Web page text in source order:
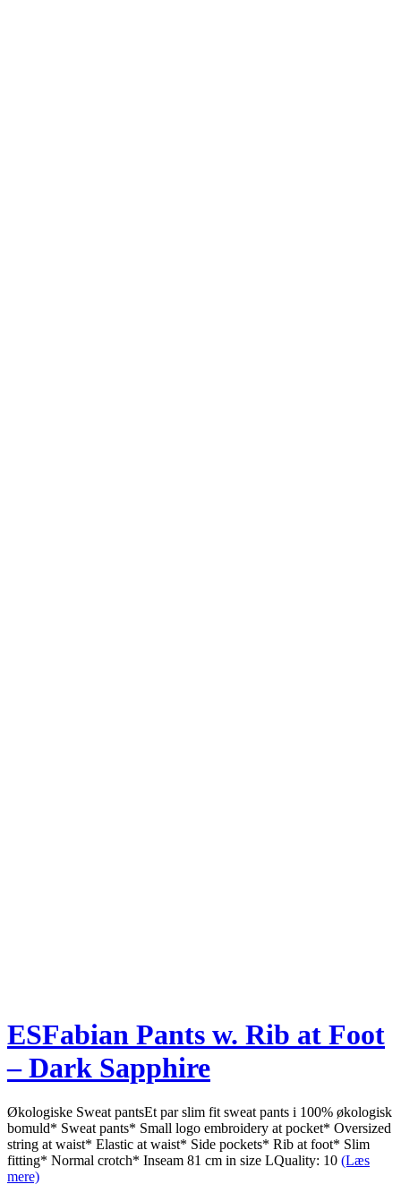
ESFabian Pants w. Rib at Foot
– Dark Sapphire
Økologiske Sweat pantsEt par slim fit sweat pants i 100% økologisk
bomuld* Sweat pants* Small logo embroidery at pocket* Oversized
string at waist* Elastic at waist* Side pockets* Rib at foot* Slim
fitting* Normal crotch* Inseam 81 cm in size LQuality: 10 (Læs
mere)